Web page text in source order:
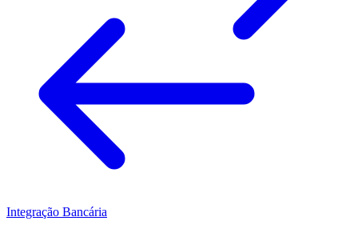
Integração Bancária